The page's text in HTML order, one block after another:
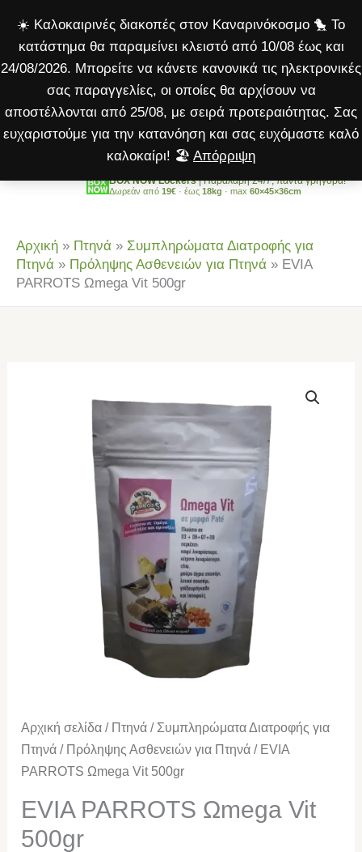
☀️ Καλοκαιρινές διακοπές στον Καναρινόκοσμο 🐤 Το
κατάστημα θα παραμείνει κλειστό από 10/08 έως και
24/08/2026. Μπορείτε να κάνετε κανονικά τις ηλεκτρονικές
σας παραγγελίες, οι οποίες θα αρχίσουν να
αποστέλλονται από 25/08, με σειρά προτεραιότητας. Σας
ευχαριστούμε για την κατανόηση και σας ευχόμαστε καλό
καλοκαίρι! 🏖️ Απόρριψη
στο
περιεχόμενο
BOX NOW Lockers| Παραλαβή 24/7, πάντα γρήγορα!
Δωρεάν από 19€ · έως 18kg · max 60×45×36cm
Αρχική » Πτηνά » Συμπληρώματα Διατροφής για
Πτηνά » Πρόληψης Ασθενειών για Πτηνά » EVIA
PARROTS Ωmega Vit 500gr
Αρχική σελίδα / Πτηνά / Συμπληρώματα Διατροφής για
Πτηνά / Πρόληψης Ασθενειών για Πτηνά / EVIA
PARROTS Ωmega Vit 500gr
EVIA PARROTS Ωmega Vit
500gr
Vit
500gr
ποσότητα